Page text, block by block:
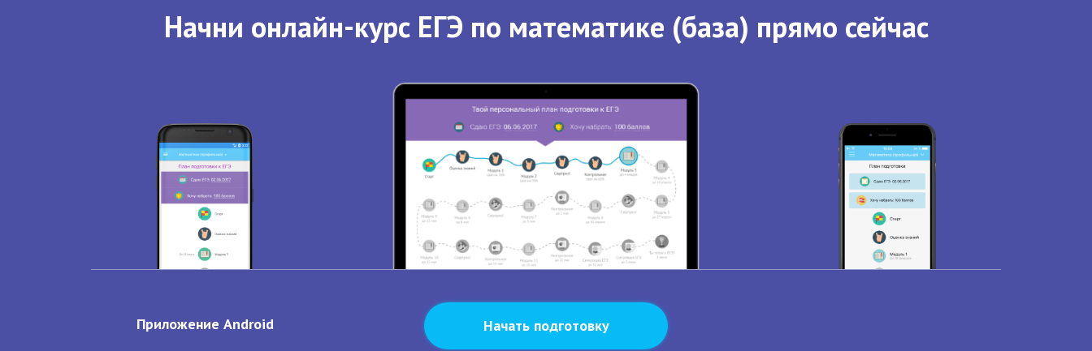
Начни онлайн-курс ЕГЭ по математике (база) прямо сейчас
Приложение Android Начать подготовку